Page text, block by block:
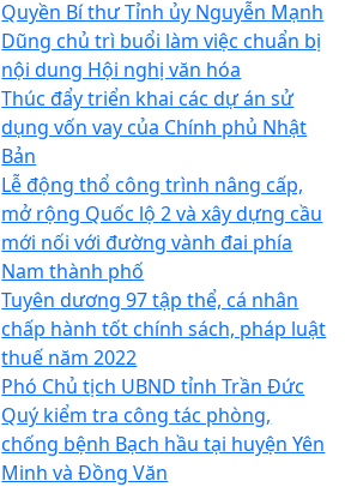
Quyền Bí thư Tỉnh ủy Nguyễn Mạnh
Dũng chủ trì buổi làm việc chuẩn bị
nội dung Hội nghị văn hóa
Thúc đẩy triển khai các dự án sử
dụng vốn vay của Chính phủ Nhật
Bản
Lễ động thổ công trình nâng cấp,
mở rộng Quốc lộ 2 và xây dựng cầu
mới nối với đường vành đai phía
Nam thành phố
Tuyên dương 97 tập thể, cá nhân
chấp hành tốt chính sách, pháp luật
thuế năm 2022
Phó Chủ tịch UBND tỉnh Trần Đức
Quý kiểm tra công tác phòng,
chống bệnh Bạch hầu tại huyện Yên
Minh và Đồng Văn